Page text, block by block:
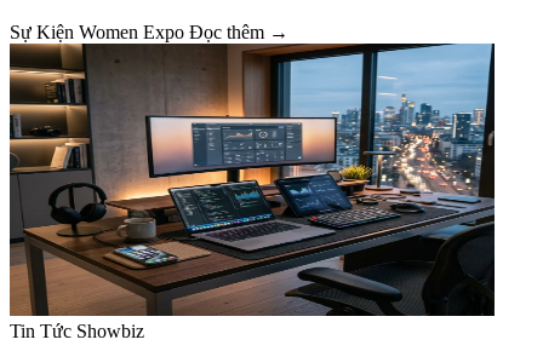
Sự Kiện Women Expo Đọc thêm →
Tin Tức Showbiz